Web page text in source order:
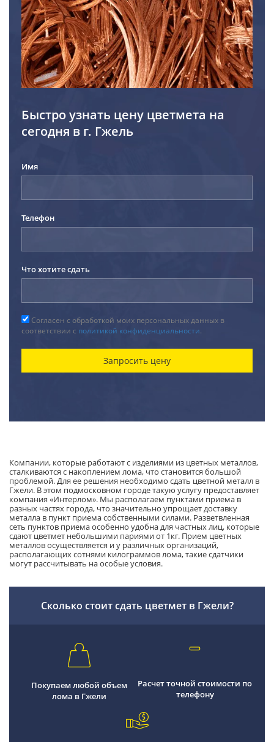
Быстро узнать цену цветмета на
сегодня в г. Гжель
Имя
Телефон
Что хотите сдать
Согласен с обработкой моих персональных данных в
соответствии с политикой конфиденциальности.
Компании, которые работают с изделиями из цветных металлов,
сталкиваются с накоплением лома, что становится большой
проблемой. Для ее решения необходимо сдать цветной металл в
Гжели. В этом подмосковном городе такую услугу предоставляет
компания «Интерлом». Мы располагаем пунктами приема в
разных частях города, что значительно упрощает доставку
металла в пункт приема собственными силами. Разветвленная
сеть пунктов приема особенно удобна для частных лиц, которые
сдают цветмет небольшими париями от 1кг. Прием цветных
металлов осуществляется и у различных организаций,
располагающих сотнями килограммов лома, такие сдатчики
могут рассчитывать на особые условия.
Сколько стоит сдать цветмет в Гжели?
Покупаем любой объем
лома в Гжели
Расчет точной стоимости по
телефону